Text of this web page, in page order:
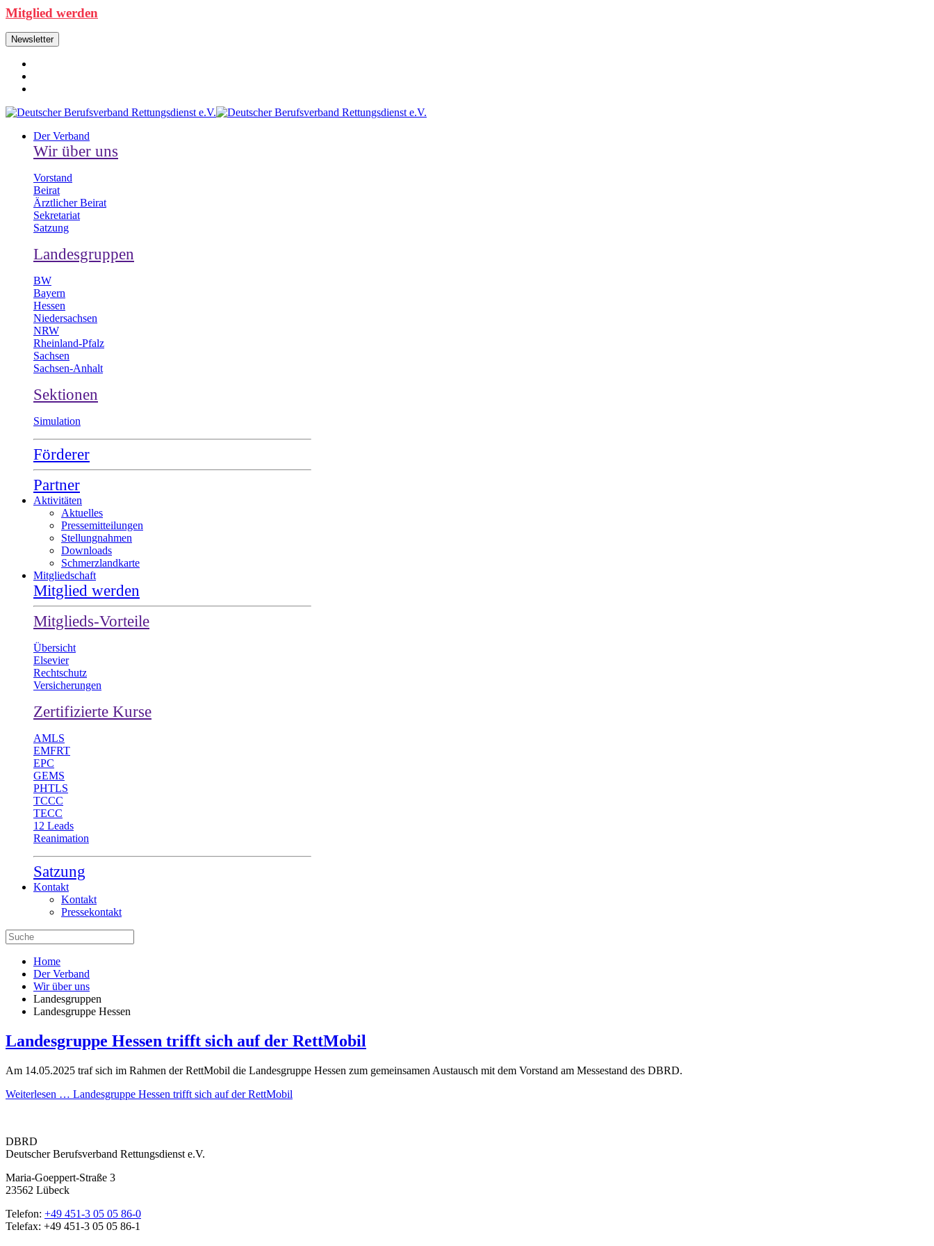
Mitglied werden
Newsletter
Der Verband
Wir über uns
Vorstand
Beirat
Ärztlicher Beirat
Sekretariat
Satzung
Landesgruppen
BW
Bayern
Hessen
Niedersachsen
NRW
Rheinland-Pfalz
Sachsen
Sachsen-Anhalt
Sektionen
Simulation
Förderer
Partner
Aktivitäten
Aktuelles
Pressemitteilungen
Stellungnahmen
Downloads
Schmerzlandkarte
Mitgliedschaft
Mitglied werden
Mitglieds-Vorteile
Übersicht
Elsevier
Rechtschutz
Versicherungen
Zertifizierte Kurse
AMLS
EMFRT
EPC
GEMS
PHTLS
TCCC
TECC
12 Leads
Reanimation
Satzung
Kontakt
Kontakt
Pressekontakt
Home
Der Verband
Wir über uns
Landesgruppen
Landesgruppe Hessen
Landesgruppe Hessen trifft sich auf der RettMobil
Am 14.05.2025 traf sich im Rahmen der RettMobil die Landesgruppe Hessen zum gemeinsamen Austausch mit dem Vorstand am Messestand des DBRD.
Weiterlesen … Landesgruppe Hessen trifft sich auf der RettMobil
DBRD
Deutscher Berufsverband Rettungsdienst e.V.
Maria-Goeppert-Straße 3
23562 Lübeck
Telefon: +49 451-3 05 05 86-0
Telefax: +49 451-3 05 05 86-1